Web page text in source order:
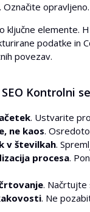
Označite
ključne elemente.
podatke in
povezav.
Kontrolni
. Ustvarite
ne kaos.
v številkah.
procesa.
.
. Ne